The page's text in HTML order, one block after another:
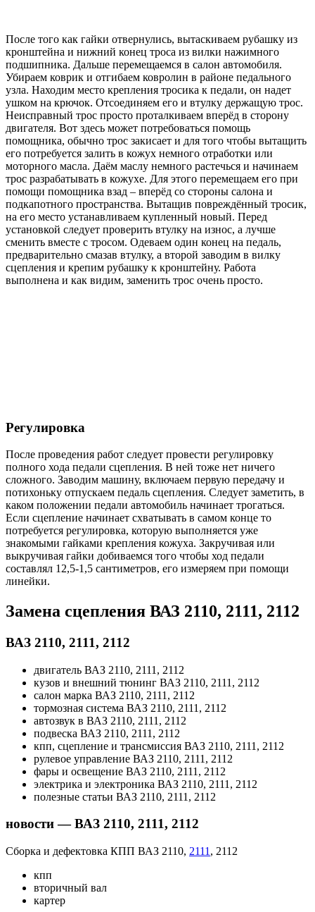
После того как гайки отвернулись, вытаскиваем рубашку из
кронштейна и нижний конец троса из вилки нажимного
подшипника. Дальше перемещаемся в салон автомобиля.
Убираем коврик и отгибаем ковролин в районе педального
узла. Находим место крепления тросика к педали, он надет
ушком на крючок. Отсоединяем его и втулку держащую трос.
Неисправный трос просто проталкиваем вперёд в сторону
двигателя. Вот здесь может потребоваться помощь
помощника, обычно трос закисает и для того чтобы вытащить
его потребуется залить в кожух немного отработки или
моторного масла. Даём маслу немного растечься и начинаем
трос разрабатывать в кожухе. Для этого перемещаем его при
помощи помощника взад – вперёд со стороны салона и
подкапотного пространства. Вытащив повреждённый тросик,
на его место устанавливаем купленный новый. Перед
установкой следует проверить втулку на износ, а лучше
сменить вместе с тросом. Одеваем один конец на педаль,
предварительно смазав втулку, а второй заводим в вилку
сцепления и крепим рубашку к кронштейну. Работа
выполнена и как видим, заменить трос очень просто.
Регулировка
После проведения работ следует провести регулировку
полного хода педали сцепления. В ней тоже нет ничего
сложного. Заводим машину, включаем первую передачу и
потихоньку отпускаем педаль сцепления. Следует заметить, в
каком положении педали автомобиль начинает трогаться.
Если сцепление начинает схватывать в самом конце то
потребуется регулировка, которую выполняется уже
знакомыми гайками крепления кожуха. Закручивая или
выкручивая гайки добиваемся того чтобы ход педали
составлял 12,5-1,5 сантиметров, его измеряем при помощи
линейки.
Замена сцепления ВАЗ 2110, 2111, 2112
ВАЗ 2110, 2111, 2112
двигатель ВАЗ 2110, 2111, 2112
кузов и внешний тюнинг ВАЗ 2110, 2111, 2112
салон марка ВАЗ 2110, 2111, 2112
тормозная система ВАЗ 2110, 2111, 2112
автозвук в ВАЗ 2110, 2111, 2112
подвеска ВАЗ 2110, 2111, 2112
кпп, сцепление и трансмиссия ВАЗ 2110, 2111, 2112
рулевое управление ВАЗ 2110, 2111, 2112
фары и освещение ВАЗ 2110, 2111, 2112
электрика и электроника ВАЗ 2110, 2111, 2112
полезные статьи ВАЗ 2110, 2111, 2112
новости — ВАЗ 2110, 2111, 2112
Сборка и дефектовка КПП ВАЗ 2110, 2111 , 2112
кпп
вторичный вал
картер